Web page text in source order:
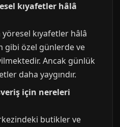
kıyafetler hâlâ
yöresel kıyafetler hâlâ
gibi özel günlerde ve
Ancak günlük
daha yaygındır.
için nereleri
butikler ve